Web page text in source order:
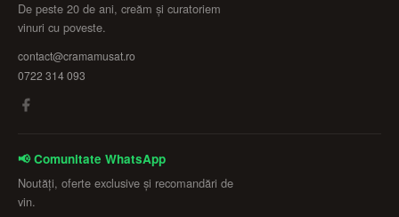
De peste 20 de ani, creăm și curatoriem
vinuri cu poveste.
contact@cramamusat.ro
0722 314 093
📢 Comunitate WhatsApp
Noutăți, oferte exclusive și recomandări de
vin.